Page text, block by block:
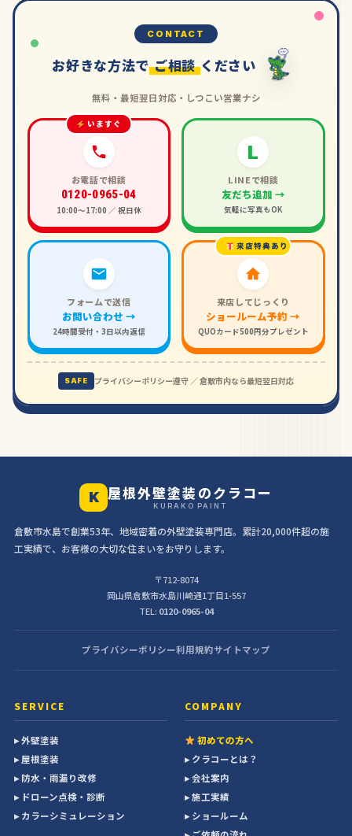
CONTACT
お好きな方法で ご相談 ください
無料・最短翌日対応・しつこい営業ナシ
いますぐ
お電話で相談
0120-0965-04
10:00〜17:00 ／ 祝日休
L
LINEで相談
友だち追加 →
気軽に写真もOK
フォームで送信
お問い合わせ →
24時間受付・3日以内返信
来店特典あり
来店してじっくり
ショールーム予約 →
QUOカード500円分プレゼント
SAFE プライバシーポリシー遵守 ／ 倉敷市内なら最短翌日対応
K 屋根外壁塗装のクラコー
KURAKO PAINT
倉敷市水島で創業53年、地域密着の外壁塗装専門店。累計20,000件超の施
工実績で、お客様の大切な住まいをお守りします。
〒712-8074
岡山県倉敷市水島川崎通1丁目1-557
TEL: 0120-0965-04
プライバシーポリシー利用規約サイトマップ
SERVICE
▸ 外壁塗装
▸ 屋根塗装
▸ 防水・雨漏り改修
▸ ドローン点検・診断
▸ カラーシミュレーション
COMPANY
初めての方へ
▸ クラコーとは？
▸ 会社案内
▸ 施工実績
▸ ショールーム